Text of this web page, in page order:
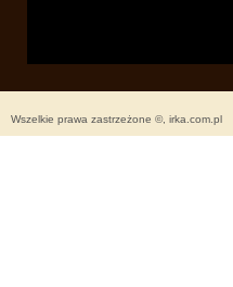
Wszelkie prawa zastrzeżone ©, irka.com.pl